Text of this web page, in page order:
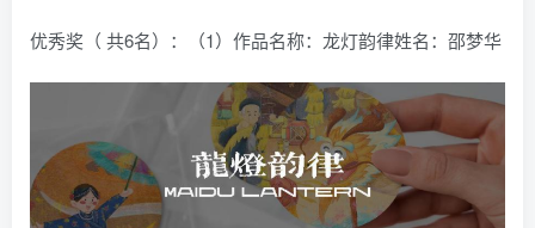
优秀奖（ 共6名）：（1）作品名称：龙灯韵律姓名：邵梦华